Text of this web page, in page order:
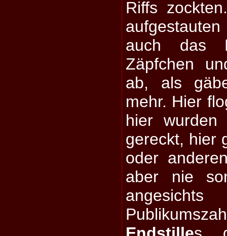
Riffs
auch das
Zäpfchen
ab, als
mehr. Hier
hier
gereckt, hier
oder
aber nie